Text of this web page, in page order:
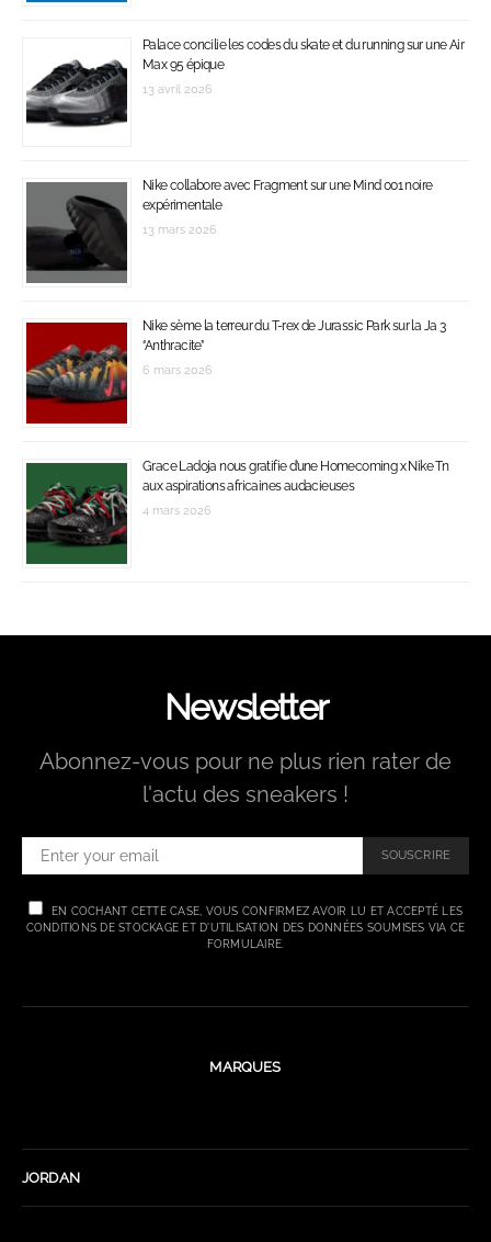
Palace concilie les codes du skate et du running sur une Air
Max 95 épique
13 avril 2026
Nike collabore avec Fragment sur une Mind 001 noire
expérimentale
13 mars 2026
Nike sème la terreur du T-rex de Jurassic Park sur la Ja 3
‘’Anthracite’’
6 mars 2026
Grace Ladoja nous gratifie d’une Homecoming x Nike Tn
aux aspirations africaines audacieuses
4 mars 2026
Newsletter
Abonnez-vous pour ne plus rien rater de
l'actu des sneakers !
SOUSCRIRE
EN COCHANT CETTE CASE, VOUS CONFIRMEZ AVOIR LU ET ACCEPTÉ LES
CONDITIONS DE STOCKAGE ET D'UTILISATION DES DONNÉES SOUMISES VIA CE
FORMULAIRE.
MARQUES
JORDAN